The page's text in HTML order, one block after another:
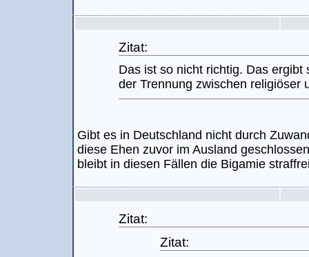
Zitat:
Das ist so nicht richtig. Das ergibt
der Trennung zwischen religiöser
Gibt es in Deutschland nicht durch
diese Ehen zuvor im Ausland
bleibt in diesen Fällen die Bigamie
Zitat:
Zitat: